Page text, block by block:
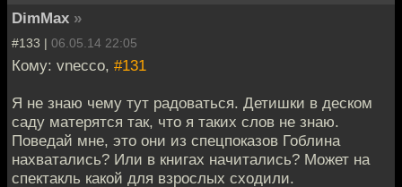
DimMax »
#133 | 06.05.14 22:05
Кому: vnecco, #131
Я не знаю чему тут радоваться. Детишки в деском
саду матерятся так, что я таких слов не знаю.
Поведай мне, это они из спецпоказов Гоблина
нахватались? Или в книгах начитались? Может на
спектакль какой для взрослых сходили.